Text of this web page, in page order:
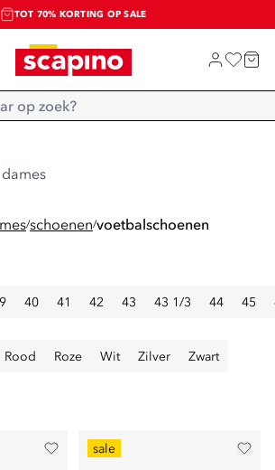
TOT 70% KORTING OP SALE
SALE: LAATSTE KANS!
SHOP NIEUW
Home
/schoenen/voetbalschoenen
40 41 42 43 43 1/3 44 45
Rood Roze Wit Zilver Zwart
sale